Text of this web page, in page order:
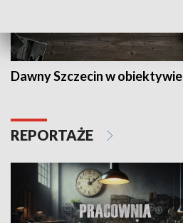
Dawny Szczecin w obiektywie
REPORTAŻE